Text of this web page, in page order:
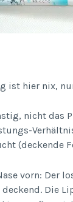
ist hier nix,
nicht
(deckende
vorn: Der
Die